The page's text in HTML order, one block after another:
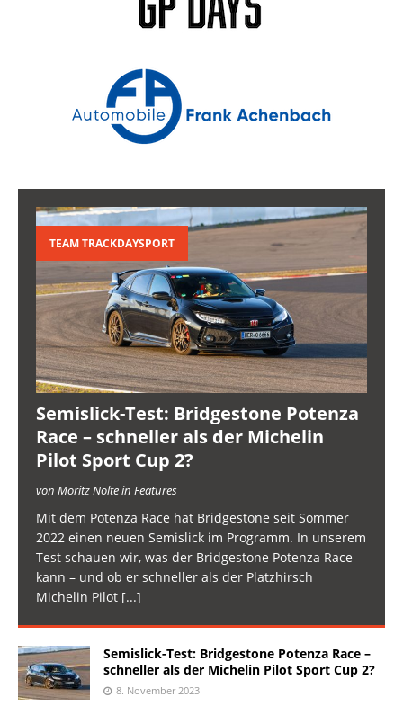
TEAM TRACKDAYSPORT
Semislick-Test: Bridgestone Potenza
Race – schneller als der Michelin
Pilot Sport Cup 2?
von Moritz Nolte in Features
Mit dem Potenza Race hat Bridgestone seit Sommer
2022 einen neuen Semislick im Programm. In unserem
Test schauen wir, was der Bridgestone Potenza Race
kann – und ob er schneller als der Platzhirsch
Michelin Pilot [...]
Semislick-Test: Bridgestone Potenza Race –
schneller als der Michelin Pilot Sport Cup 2?
8. November 2023